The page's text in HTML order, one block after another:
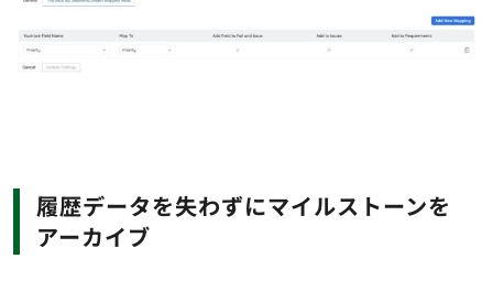
履歴データを失わずにマイルストーンを
アーカイブ